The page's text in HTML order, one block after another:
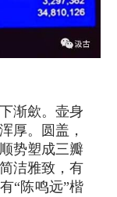
渐歛。壶身
厚。圆盖，
势塑成三瓣
洁雅致，有
“陈鸣远”楷